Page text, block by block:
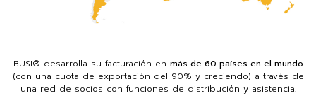
BUSI® desarrolla su facturación en más de 60 países en el mundo
(con una cuota de exportación del 90% y creciendo) a través de
una red de socios con funciones de distribución y asistencia.